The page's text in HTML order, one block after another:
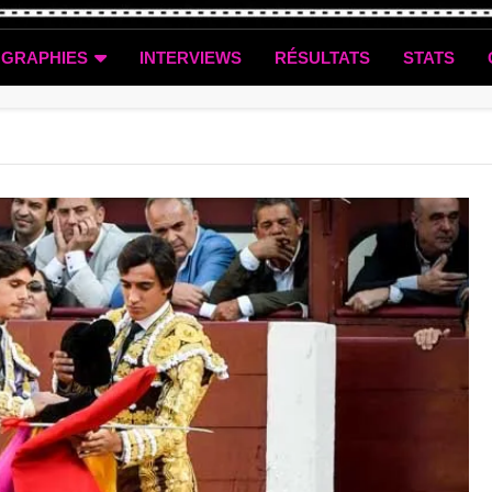
INTERVIEWS RÉSULTATS STATS